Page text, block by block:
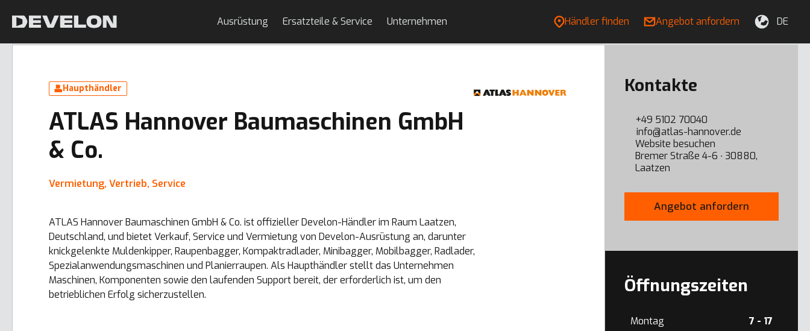
Ausrüstung Ersatzteile & Service Unternehmen Händler finden Angebot anfordern DE
Haupthändler
ATLAS Hannover Baumaschinen GmbH
& Co.
Vermietung, Vertrieb, Service
ATLAS Hannover Baumaschinen GmbH & Co. ist offizieller Develon-Händler im Raum Laatzen,
Deutschland, und bietet Verkauf, Service und Vermietung von Develon-Ausrüstung an, darunter
knickgelenkte Muldenkipper, Raupenbagger, Kompaktradlader, Minibagger, Mobilbagger, Radlader,
Spezialanwendungsmaschinen und Planierraupen. Als Haupthändler stellt das Unternehmen
Maschinen, Komponenten sowie den laufenden Support bereit, der erforderlich ist, um den
betrieblichen Erfolg sicherzustellen.
Kontakte
+49 5102 70040
info@atlas-hannover.de
Website besuchen
Bremer Straße 4-6 ∙ 30880,
Laatzen
Angebot anfordern
Öffnungszeiten
Montag 7 - 17